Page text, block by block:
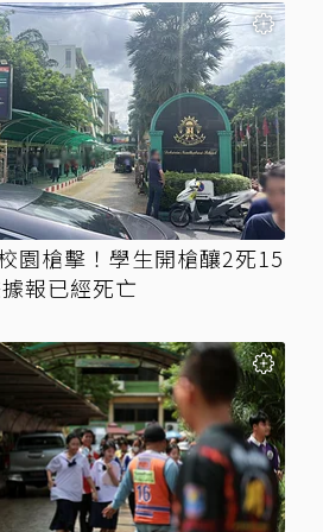
園槍擊！學生開槍釀2死15
報已經死亡